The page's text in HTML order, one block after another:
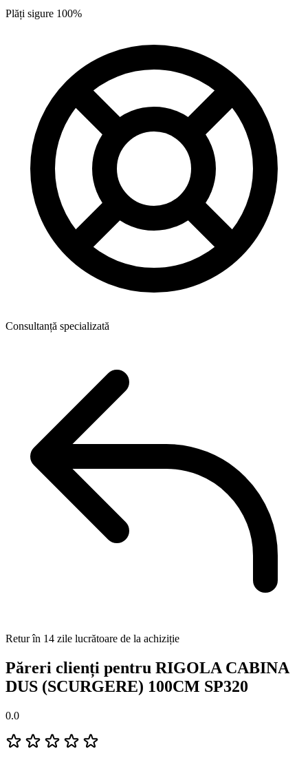
Plăți sigure 100%
Consultanță specializată
Retur în 14 zile lucrătoare de la achiziție
Păreri clienți pentru RIGOLA CABINA
DUS (SCURGERE) 100CM SP320
0.0